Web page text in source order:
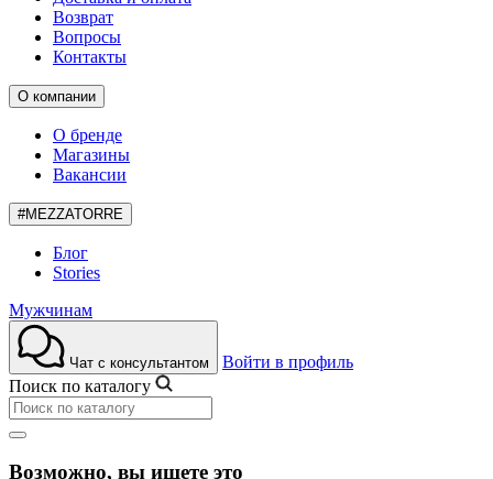
Возврат
Вопросы
Контакты
О компании
О бренде
Магазины
Вакансии
#MEZZATORRE
Блог
Stories
Мужчинам
Чат с консультантом
Войти в профиль
Поиск по каталогу
Возможно, вы ищете это